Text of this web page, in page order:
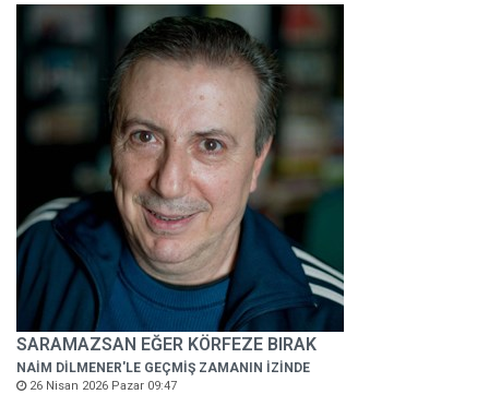
SARAMAZSAN EĞER KÖRFEZE BIRAK
NAİM DİLMENER'LE GEÇMİŞ ZAMANIN İZİNDE
26 Nisan 2026 Pazar 09:47